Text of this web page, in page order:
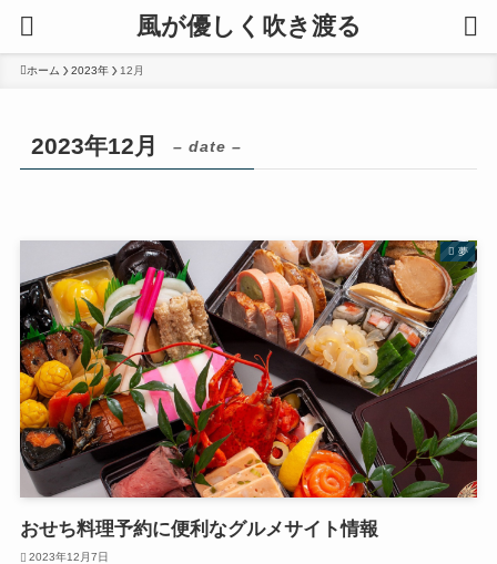
風が優しく吹き渡る
ホーム 2023年 12月
2023年12月 – date –
夢
おせち料理予約に便利なグルメサイト情報
2023年12月7日